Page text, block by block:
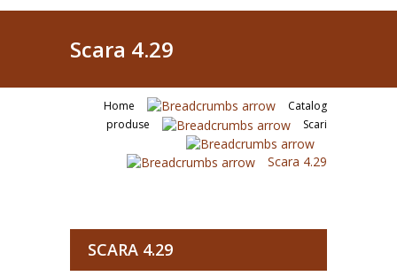
Scara 4.29
Home
Catalog
produse
Scari
Scara 4.29
SCARA 4.29